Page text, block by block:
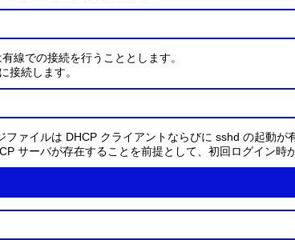
線での接続を行うこととします。
接続します。
ァイルは DHCP クライアントならびに sshd の起動が
サーバが存在することを前提として、初回ログイン時